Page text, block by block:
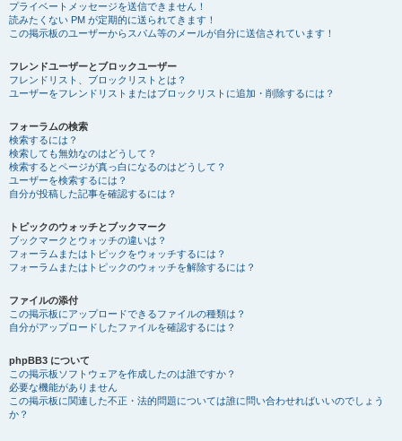
プライベートメッセージを送信できません！
読みたくない PM が定期的に送られてきます！
この掲示板のユーザーからスパム等のメールが自分に送信されています！
フレンドユーザーとブロックユーザー
フレンドリスト、ブロックリストとは？
ユーザーをフレンドリストまたはブロックリストに追加・削除するには？
フォーラムの検索
検索するには？
検索しても無効なのはどうして？
検索するとページが真っ白になるのはどうして？
ユーザーを検索するには？
自分が投稿した記事を確認するには？
トピックのウォッチとブックマーク
ブックマークとウォッチの違いは？
フォーラムまたはトピックをウォッチするには？
フォーラムまたはトピックのウォッチを解除するには？
ファイルの添付
この掲示板にアップロードできるファイルの種類は？
自分がアップロードしたファイルを確認するには？
phpBB3 について
この掲示板ソフトウェアを作成したのは誰ですか？
必要な機能がありません
この掲示板に関連した不正・法的問題については誰に問い合わせればいいのでしょう
か？